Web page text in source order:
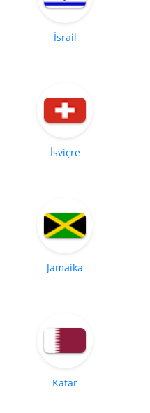
İsrail
İsviçre
Jamaika
Katar